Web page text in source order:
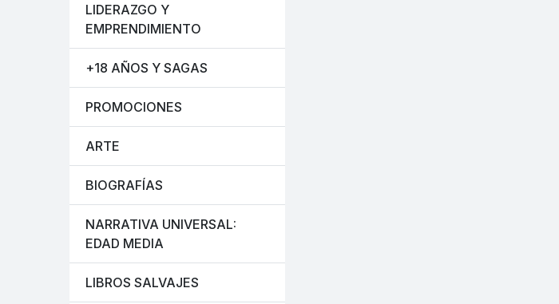
LIDERAZGO Y
EMPRENDIMIENTO
+18 AÑOS Y SAGAS
PROMOCIONES
ARTE
BIOGRAFÍAS
NARRATIVA UNIVERSAL:
EDAD MEDIA
LIBROS SALVAJES